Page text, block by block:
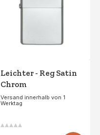
Leichter - Reg Satin
Chrom
Versand innerhalb von 1
Werktag